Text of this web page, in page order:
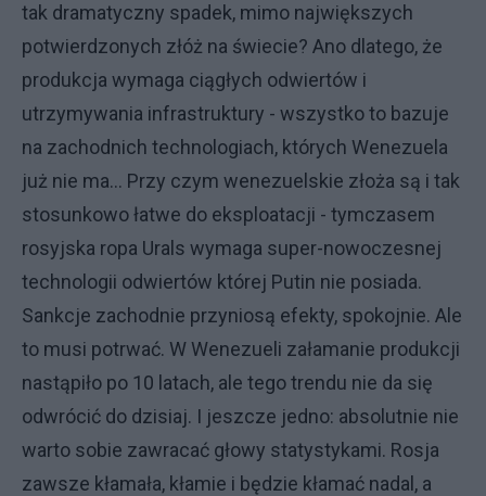
tak dramatyczny spadek, mimo największych
potwierdzonych złóż na świecie? Ano dlatego, że
produkcja wymaga ciągłych odwiertów i
utrzymywania infrastruktury - wszystko to bazuje
na zachodnich technologiach, których Wenezuela
już nie ma... Przy czym wenezuelskie złoża są i tak
stosunkowo łatwe do eksploatacji - tymczasem
rosyjska ropa Urals wymaga super-nowoczesnej
technologii odwiertów której Putin nie posiada.
Sankcje zachodnie przyniosą efekty, spokojnie. Ale
to musi potrwać. W Wenezueli załamanie produkcji
nastąpiło po 10 latach, ale tego trendu nie da się
odwrócić do dzisiaj. I jeszcze jedno: absolutnie nie
warto sobie zawracać głowy statystykami. Rosja
zawsze kłamała, kłamie i będzie kłamać nadal, a